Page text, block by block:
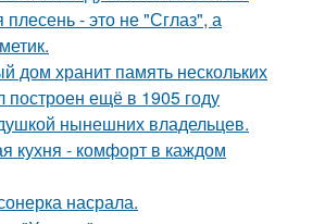
плесень - это не "Сглаз", а
дом хранит память нескольких
построен ещё в 1905 году
нынешних владельцев.
кухня - комфорт в каждом
насрала.